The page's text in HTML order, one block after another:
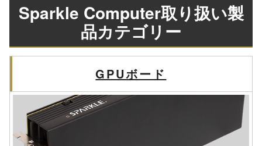
Sparkle Computer取り扱い製
品カテゴリー
GPUボード